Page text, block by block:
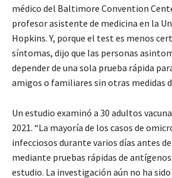
médico del Baltimore Convention
profesor asistente de medicina en la
Hopkins. Y, porque el test es menos
síntomas, dijo que las personas
depender de una sola prueba rápida
amigos o familiares sin otras medidas
Un estudio examinó a 30 adultos
2021. “La mayoría de los casos de
infecciosos durante varios días antes
mediante pruebas rápidas de
estudio. La investigación aún no ha